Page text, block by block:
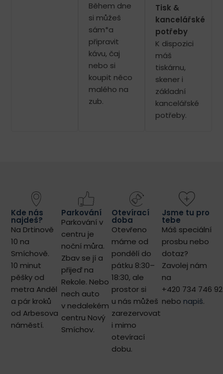
Během dne
si můžeš
sám*a
připravit
kávu, čaj
nebo si
koupit něco
malého na
zub.
Tisk &
kancelářské
potřeby
K dispozici
máš
tiskárnu,
skener i
základní
kancelářské
potřeby.
Kde nás
najdeš?
Na Drtinově
10 na
Smíchově.
10 minut
pěšky od
metra Anděl
a pár kroků
od Arbesova
náměstí.
Parkování
Parkování v
centru je
noční můra.
Zbav se jí a
přijeď na
Rekole. Nebo
nech auto
v nedalekém
centru Nový
Smíchov.
Otevírací
doba
Otevřeno
máme od
pondělí do
pátku 8:30–
18:30, ale
prostor si
u nás můžeš
zarezervovat
i mimo
otevírací
dobu.
Jsme tu pro
tebe
Máš speciální
prosbu nebo
dotaz?
Zavolej nám
na
+420 734 746
nebo napiš.